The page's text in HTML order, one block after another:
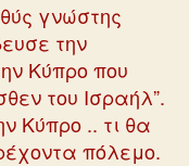
γνώστης
την
Κύπρο που
του Ισραήλ”.
Κύπρο .. τι θα
πόλεμο.